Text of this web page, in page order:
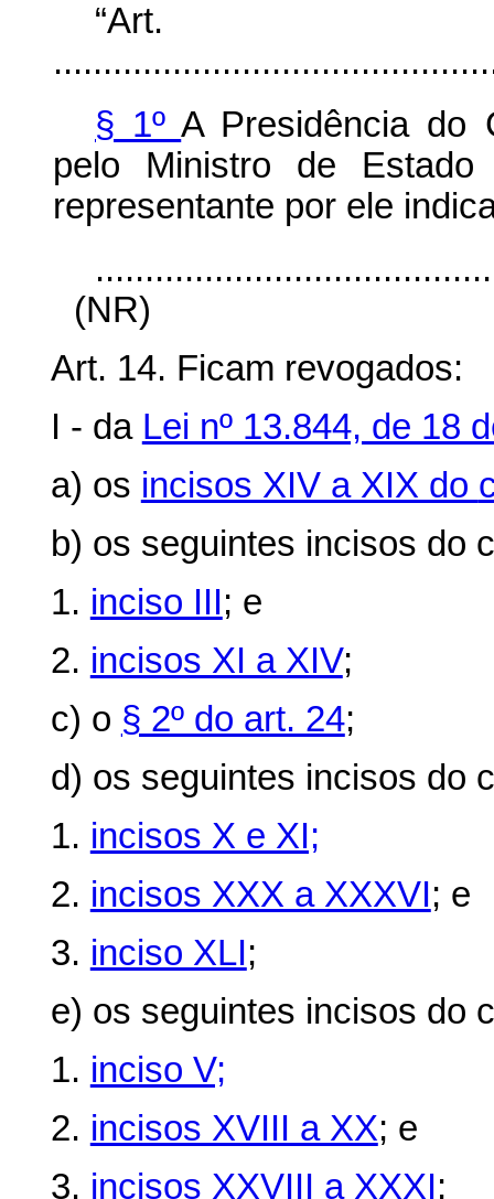
§ 1ºA Presidência do
pelo Ministro de
representante por ele
(NR)
Art. 14. Ficam revogados:
I - da Lei nº 13.844, de 18
a) os incisos XIV a XIX do
b) os seguintes incisos do
1. inciso III; e
2. incisos XI a XIV;
c) o § 2º do art. 24;
d) os seguintes incisos do
1. incisos X e XI;
2. incisos XXX a XXXVI; e
3. inciso XLI;
e) os seguintes incisos do
1. inciso V;
2. incisos XVIII a XX; e
3. incisos XXVIII a XXXI;